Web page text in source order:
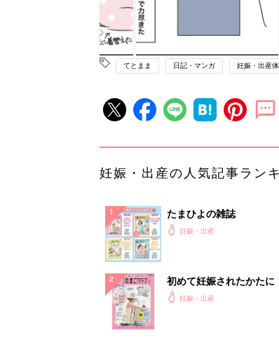
てとまま 日記・マンガ 妊娠・出産
妊娠・出産の人気記事ラン
たまひよの雑誌
妊娠・出産
初めて妊娠されたかたに
ったら最初に読む本『初
妊娠・出産